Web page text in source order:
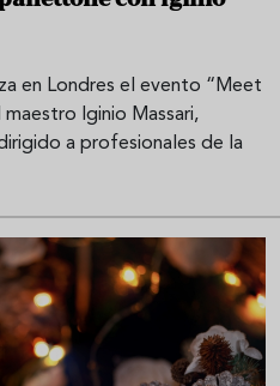
en Londres el evento “Meet
Iginio Massari,
a profesionales de la